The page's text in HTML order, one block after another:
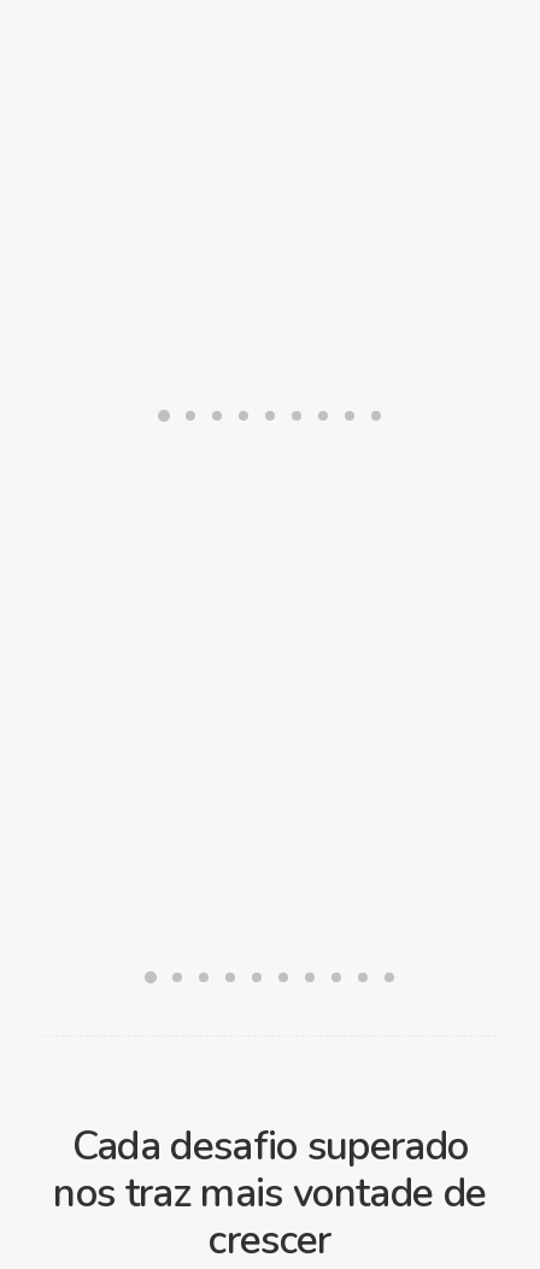
Cada desafio superado
nos traz mais vontade de
crescer